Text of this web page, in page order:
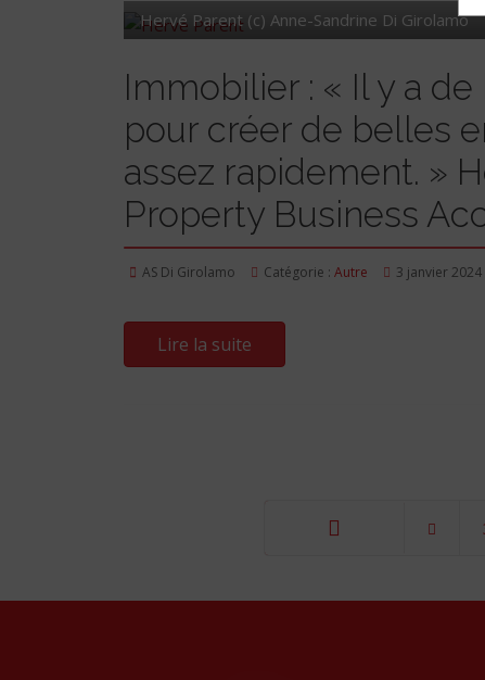
Hervé Parent (c) Anne-Sandrine Di Girolamo
Immobilier : « Il y a
pour créer de belles
assez rapidement. »
Property Business
AS Di Girolamo Catégorie : Autre 3 janvier 2024
Lire la suite